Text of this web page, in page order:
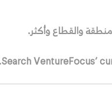
Search VentureFocus’